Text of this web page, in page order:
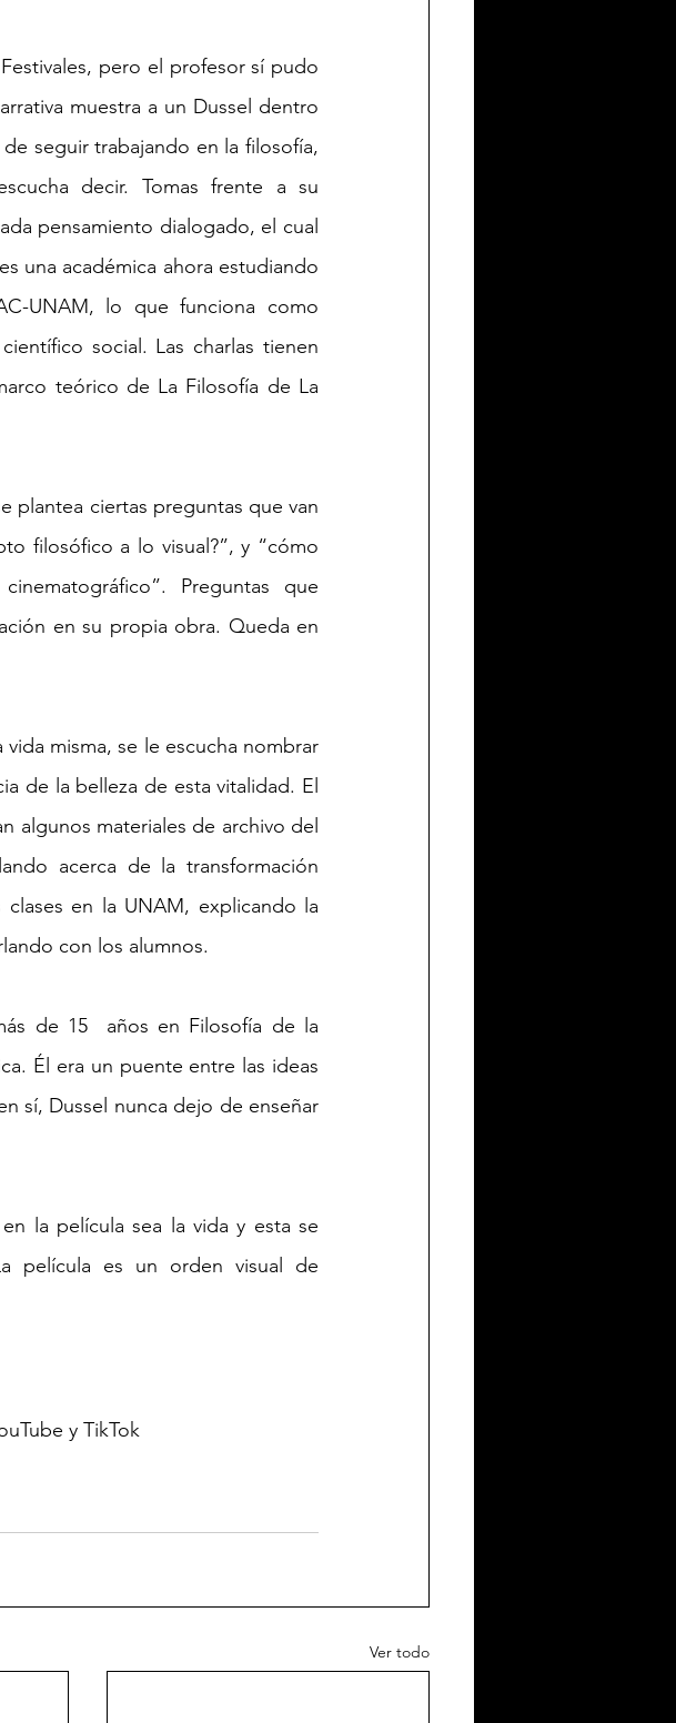
pero el profesor sí pudo
muestra a un Dussel dentro
seguir trabajando en la filosofía,
decir. Tomas frente a su
pensamiento dialogado, el cual
una académica ahora estudiando
UNAM, lo que funciona como
social. Las charlas tienen
teórico de La Filosofía de La
plantea ciertas preguntas que van
filosófico a lo visual?”, y “cómo
Preguntas que
en su propia obra. Queda en
misma, se le escucha nombrar
de la belleza de esta vitalidad. El
algunos materiales de archivo del
acerca de la transformación
en la UNAM, explicando la
con los alumnos.
de 15  años en Filosofía de la
Él era un puente entre las ideas
sí, Dussel nunca dejo de enseñar
la película sea la vida y esta se
película es un orden visual de
y TikTok
Ver todo